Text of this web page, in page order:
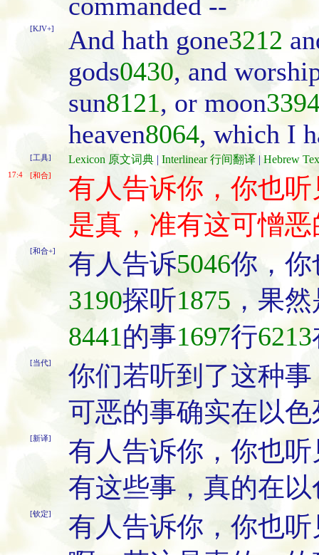
[KJV+] And hath gone3212
gods0430, and
sun8121, or moon
heaven8064, which I
[工具] Lexicon 原文词典 | Interlinear 行间翻译 | Hebrew
17:4 [和合]
有人告诉你，你也
是真，准有这可憎
[和合+] 有人告诉5046你，
3190探听1875 ，果
8441的事1697行6213
[当代]
你们若听到了这种
可恶的事确实在以
[新译]
有人告诉你，你也
有这些事，真的在
[钦定]
有人告诉你，你也